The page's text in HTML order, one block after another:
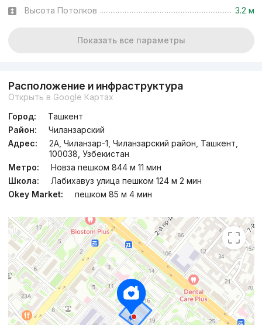
Высота Потолков
3.2 м
Показать все параметры
Расположение и инфраструктура
Открыть в Google Картах
Город:
Ташкент
Район:
Чиланзарский
Адрес:
2А, Чиланзар-1, Чиланзарский район, Ташкент,
100038, Узбекистан
Метро:
Новза пешком 844 м 11 мин
Школа:
Лабихавуз улица пешком 124 м 2 мин
Okey Market:
пешком 85 м 4 мин